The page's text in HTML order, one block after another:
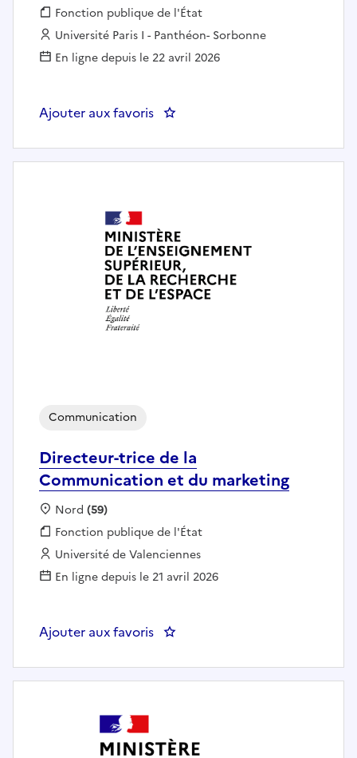
Fonction publique :
Fonction publique de l'État
Employeur :
Université Paris I - Panthéon- Sorbonne
En ligne depuis le 22 avril 2026
Ajouter aux favoris : Chargé de communication RH
Directeur-trice de la
Communication et du marketing
Communication
Localisation :
Nord (59)
Fonction publique :
Fonction publique de l'État
Employeur :
Université de Valenciennes
En ligne depuis le 21 avril 2026
Ajouter aux favoris : Directeur-trice de la